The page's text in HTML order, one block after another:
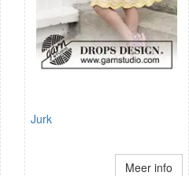
Jurk
Meer info